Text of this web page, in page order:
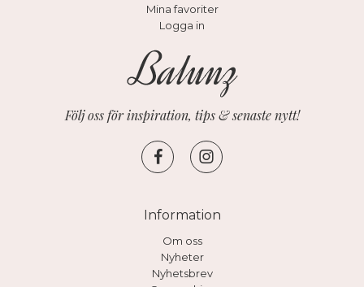
Mina favoriter
Logga in
Följ oss för inspiration, tips & senaste nytt!
Information
Om oss
Nyheter
Nyhetsbrev